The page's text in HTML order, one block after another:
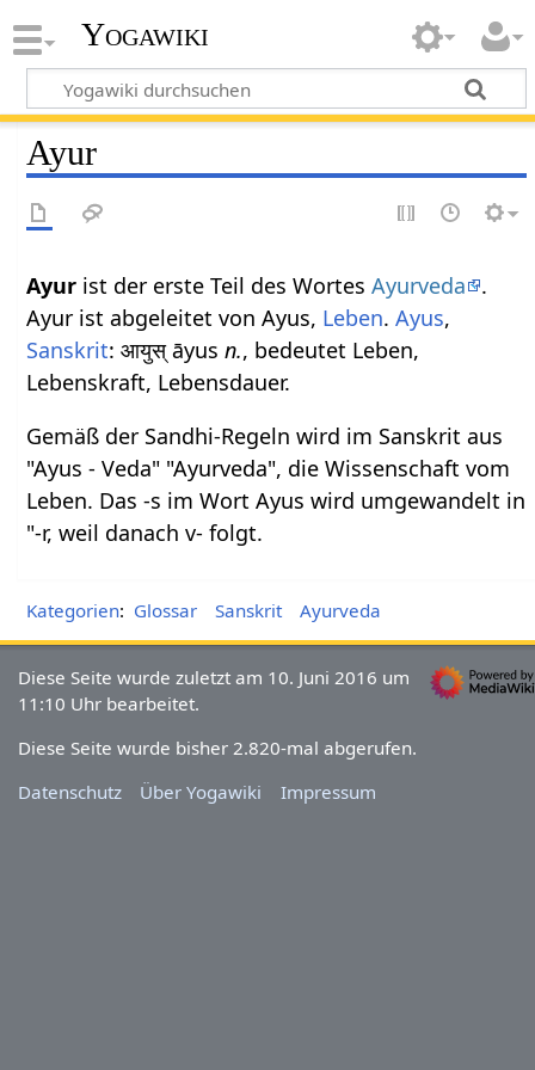
Yogawiki
Ayur
Ayur ist der erste Teil des WortesAyurveda
.
Ayur ist abgeleitet von Ayus, Leben.Ayus,
Sanskrit: आयुस् āyusn., bedeutet Leben,
Lebenskraft, Lebensdauer.
Gemäß der Sandhi-Regeln wird im Sanskrit aus
"Ayus - Veda" "Ayurveda", die Wissenschaft vom
Leben. Das -s im Wort Ayus wird umgewandelt in
"-r, weil danach v- folgt.
Kategorien: Glossar Sanskrit Ayurveda
Diese Seite wurde zuletzt am 10. Juni 2016 um
11:10 Uhr bearbeitet.
Diese Seite wurde bisher 2.820-mal abgerufen.
Datenschutz
Über Yogawiki Impressum